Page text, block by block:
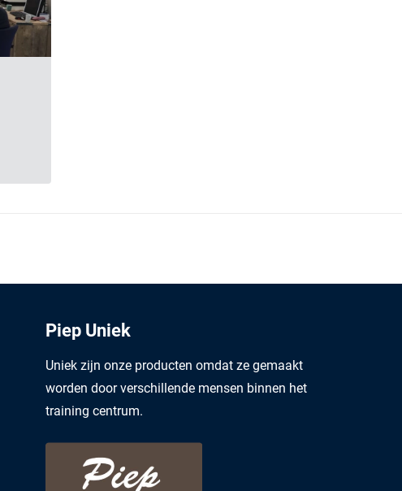
Piep Uniek
Uniek zijn onze producten omdat ze gemaakt
worden door verschillende mensen binnen het
training centrum.